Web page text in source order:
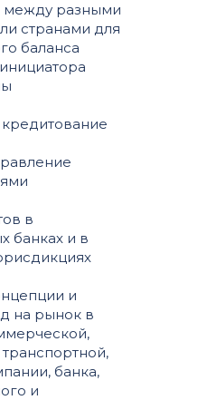
между разными
странами для
баланса
в
банках и в
и
на рынок в
банка,
и